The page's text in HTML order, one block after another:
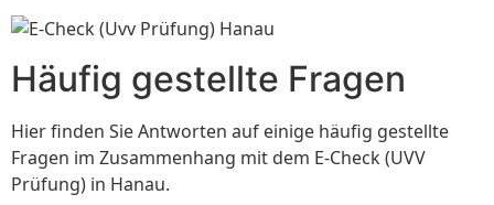
Häufig gestellte Fragen
Hier finden Sie Antworten auf einige häufig gestellte
Fragen im Zusammenhang mit dem E-Check (UVV
Prüfung) in Hanau.